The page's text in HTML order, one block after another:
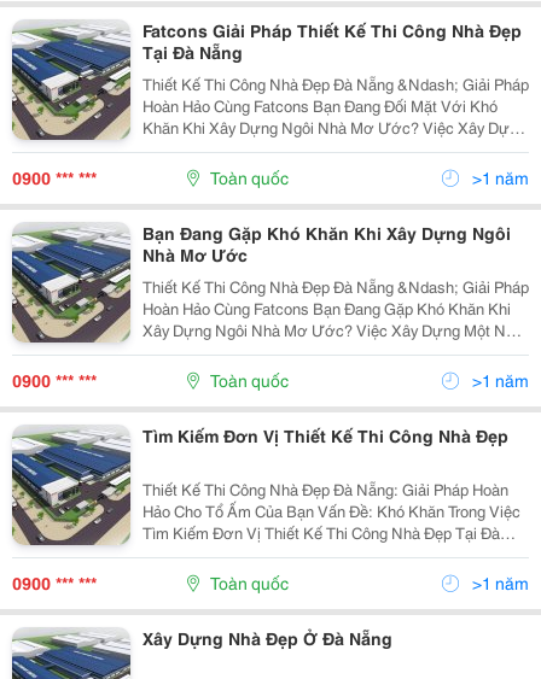
Fatcons Giải Pháp Thiết Kế Thi Công Nhà Đẹp
Tại Đà Nẵng
Thiết Kế Thi Công Nhà Đẹp Đà Nẵng &Ndash; Giải Pháp
Hoàn Hảo Cùng Fatcons Bạn Đang Đối Mặt Với Khó
Khăn Khi Xây Dựng Ngôi Nhà Mơ Ước? Việc Xây Dựng
Một Ngôi Nhà Đẹp, Tiện Nghi Không Chỉ Đòi Hỏi Tài
Chính Mà Còn Yêu Cầu Một Quy Trình Thiết Kế Và Thi...
0900 *** *** Toàn quốc >1 năm
Bạn Đang Gặp Khó Khăn Khi Xây Dựng Ngôi
Nhà Mơ Ước
Thiết Kế Thi Công Nhà Đẹp Đà Nẵng &Ndash; Giải Pháp
Hoàn Hảo Cùng Fatcons Bạn Đang Gặp Khó Khăn Khi
Xây Dựng Ngôi Nhà Mơ Ước? Việc Xây Dựng Một Ngôi
Nhà Đẹp, Chất Lượng Không Chỉ Đòi Hỏi Chi Phí Lớn
Mà Còn Cần Sự Chuyên Nghiệp Và Tỉ Mỉ Trong Từng...
0900 *** *** Toàn quốc >1 năm
Tìm Kiếm Đơn Vị Thiết Kế Thi Công Nhà Đẹp
Thiết Kế Thi Công Nhà Đẹp Đà Nẵng: Giải Pháp Hoàn
Hảo Cho Tổ Ấm Của Bạn Vấn Đề: Khó Khăn Trong Việc
Tìm Kiếm Đơn Vị Thiết Kế Thi Công Nhà Đẹp Tại Đà
Nẵng Xây Dựng Một Ngôi Nhà Đẹp Và Tiện Nghi Tại Đà
Nẵng Là Mong Muốn Của Nhiều Gia Đình. Tuy Nhiên,...
0900 *** *** Toàn quốc >1 năm
Xây Dựng Nhà Đẹp Ở Đà Nẵng